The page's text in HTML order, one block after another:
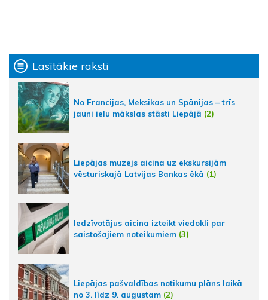
Lasītākie raksti
No Francijas, Meksikas un Spānijas – trīs
jauni ielu mākslas stāsti Liepājā (2)
Liepājas muzejs aicina uz ekskursijām
vēsturiskajā Latvijas Bankas ēkā (1)
Iedzīvotājus aicina izteikt viedokli par
saistošajiem noteikumiem (3)
Liepājas pašvaldības notikumu plāns laikā
no 3. līdz 9. augustam (2)